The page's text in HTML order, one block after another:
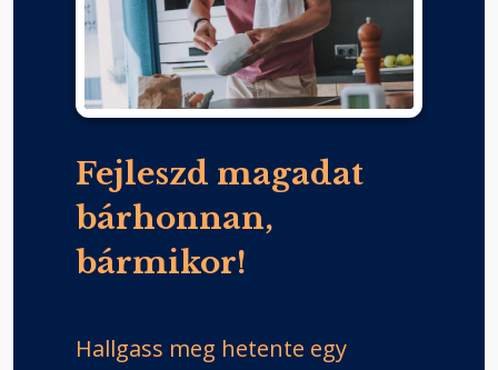
Fejleszd magadat
bárhonnan,
bármikor!
Hallgass meg hetente egy